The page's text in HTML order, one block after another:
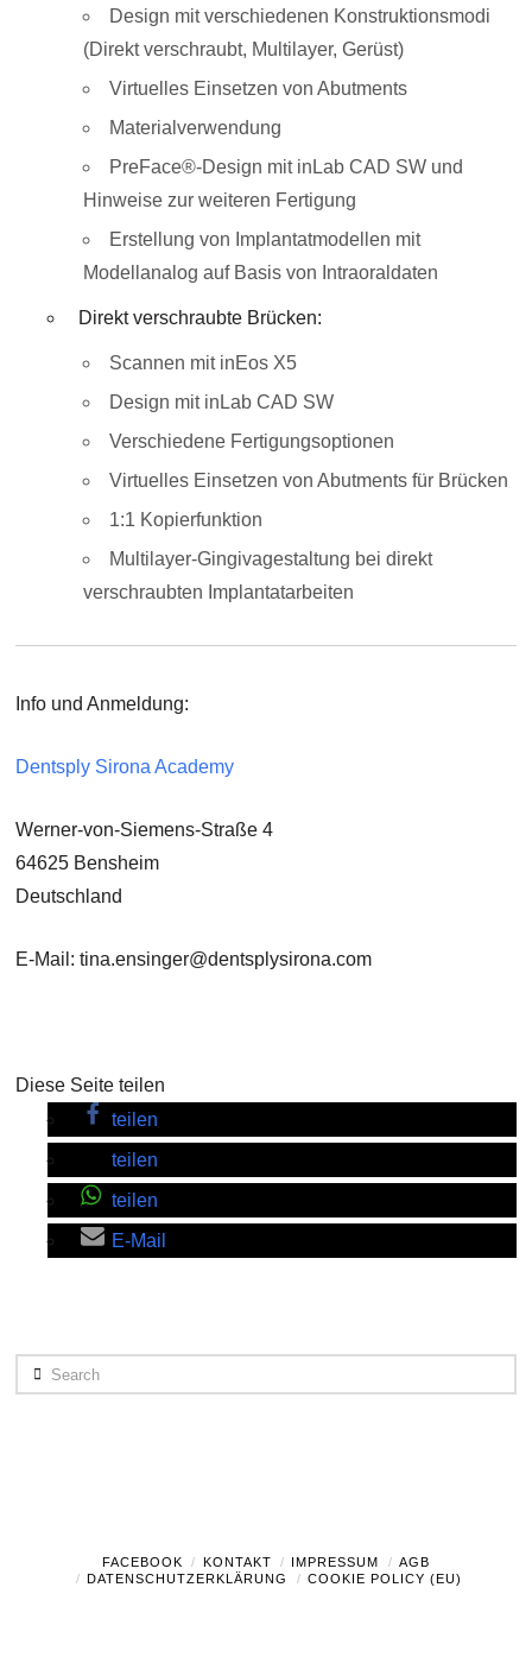
Design mit verschiedenen Konstruktionsmodi
(Direkt verschraubt, Multilayer, Gerüst)
Virtuelles Einsetzen von Abutments
Materialverwendung
PreFace®-Design mit inLab CAD SW und
Hinweise zur weiteren Fertigung
Erstellung von Implantatmodellen mit
Modellanalog auf Basis von Intraoraldaten
Direkt verschraubte Brücken:
Scannen mit inEos X5
Design mit inLab CAD SW
Verschiedene Fertigungsoptionen
Virtuelles Einsetzen von Abutments für Brücken
1:1 Kopierfunktion
Multilayer-Gingivagestaltung bei direkt
verschraubten Implantatarbeiten
Info und Anmeldung:
Dentsply Sirona Academy
Werner-von-Siemens-Straße 4
64625 Bensheim
Deutschland
E-Mail: tina.ensinger@dentsplysirona.com
Diese Seite teilen
teilen
teilen
teilen
E-Mail
Search
FACEBOOK KONTAKT IMPRESSUM
AGB
DATENSCHUTZERKLÄRUNG
COOKIE POLICY (EU)